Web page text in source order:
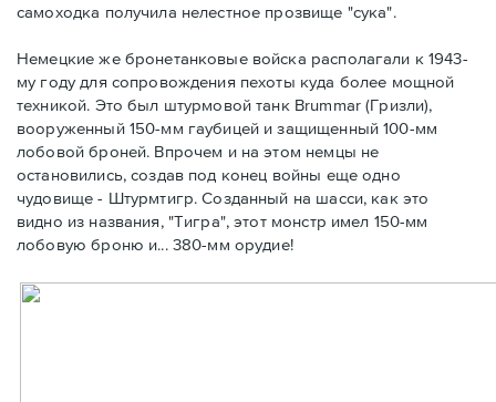
самоходка получила нелестное прозвище "сука".
Немецкие же бронетанковые войска располагали к 1943-
му году для сопровождения пехоты куда более мощной
техникой. Это был штурмовой танк Brummar (Гризли),
вооруженный 150-мм гаубицей и защищенный 100-мм
лобовой броней. Впрочем и на этом немцы не
остановились, создав под конец войны еще одно
чудовище - Штурмтигр. Созданный на шасси, как это
видно из названия, "Тигра", этот монстр имел 150-мм
лобовую броню и... 380-мм орудие!